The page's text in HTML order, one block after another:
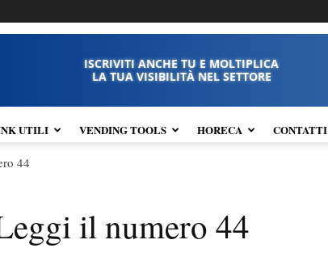
ISCRIVITI ANCHE TU E MOLTIPLICA
LA TUA VISIBILITÀ NEL SETTORE
UTILI VENDING TOOLS HORECA CONTATTI
44
il numero 44